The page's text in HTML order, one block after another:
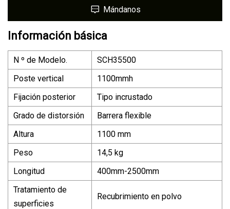
Mándanos
Información básica
N º de Modelo.
SCH35500
Poste vertical
1100mmh
Fijación posterior
Tipo incrustado
Grado de distorsión
Barrera flexible
Altura
1100 mm
Peso
14,5 kg
Longitud
400mm-2500mm
Tratamiento de
superficies
Recubrimiento en polvo